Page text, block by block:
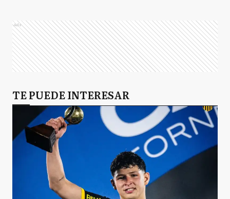
Ads
TE PUEDE INTERESAR